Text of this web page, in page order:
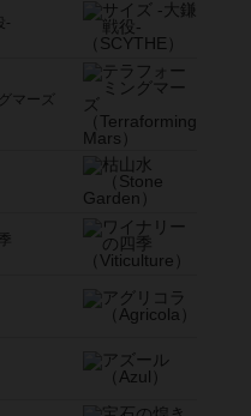
-
マーズ